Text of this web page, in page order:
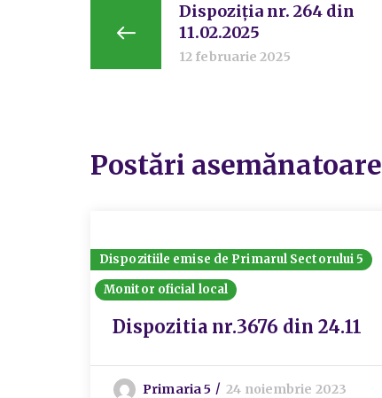
Dispoziția nr. 264 din
11.02.2025
12 februarie 2025
Postări asemănatoare
Dispozitiile emise de Primarul Sectorului 5
Monitor oficial local
Dispozitia nr.3676 din 24.11
Primaria 5 24 noiembrie 2023